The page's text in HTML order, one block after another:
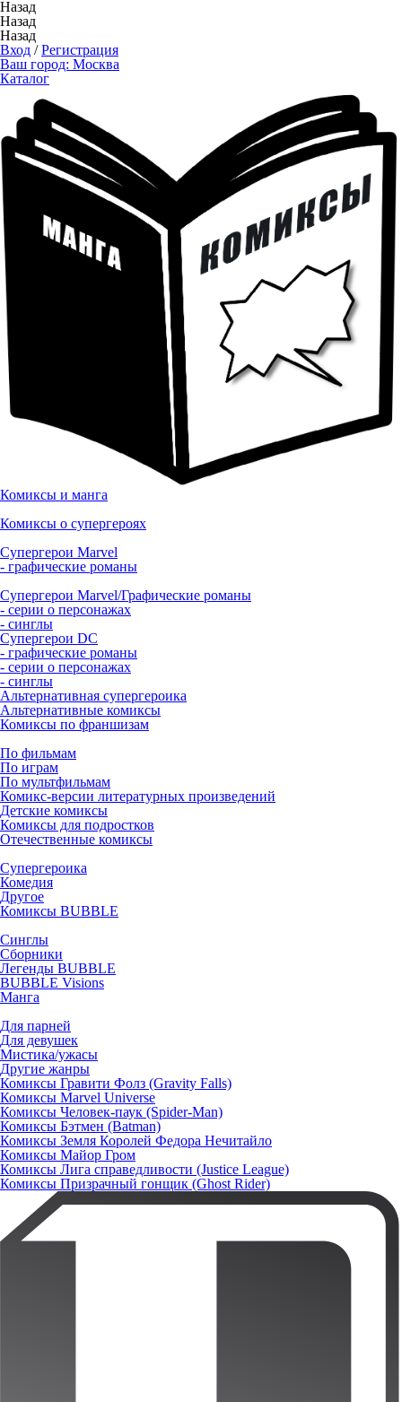
Назад
Назад
Назад
Вход /Регистрация
Ваш город: Москва
Каталог
Комиксы и манга
Комиксы о супергероях
Супергерои Marvel
- графические романы
Супергерои Marvel/Графические романы
- серии о персонажах
- синглы
Супергерои DC
- графические романы
- серии о персонажах
- синглы
Альтернативная супергероика
Альтернативные комиксы
Комиксы по франшизам
По фильмам
По играм
По мультфильмам
Комикс-версии литературных произведений
Детские комиксы
Комиксы для подростков
Отечественные комиксы
Супергероика
Комедия
Другое
Комиксы BUBBLE
Синглы
Сборники
Легенды BUBBLE
BUBBLE Visions
Манга
Для парней
Для девушек
Мистика/ужасы
Другие жанры
Комиксы Гравити Фолз (Gravity Falls)
Комиксы Marvel Universe
Комиксы Человек-паук (Spider-Man)
Комиксы Бэтмен (Batman)
Комиксы Земля Королей Федора Нечитайло
Комиксы Майор Гром
Комиксы Лига справедливости (Justice League)
Комиксы Призрачный гонщик (Ghost Rider)